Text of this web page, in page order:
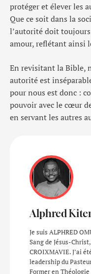
protéger et élever les
Que ce soit dans la
l’autorité doit
amour, reflétant ainsi
En revisitant la Bible,
autorité est
pour nous est donc :
pouvoir avec le cœur
en servant les autres
Alphred
Je suis ALPHRED
Sang de Jésus-
CROIXMAVIE. J’ai
leadership du
Former en